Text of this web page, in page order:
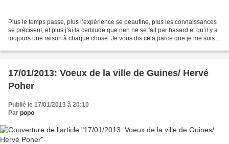
Plus le temps passe, plus l’expérience se peaufine, plus les connaissances
se précisent, et plus j’ai la certitude que rien ne se fait par hasard et qu’il y a
toujours une raison à chaque chose. Je vous dis cela parce que je me suis
17/01/2013: Voeux de la ville de Guines/ Hervé
Poher
Publié le 17/01/2013 à 20:10
Par popo